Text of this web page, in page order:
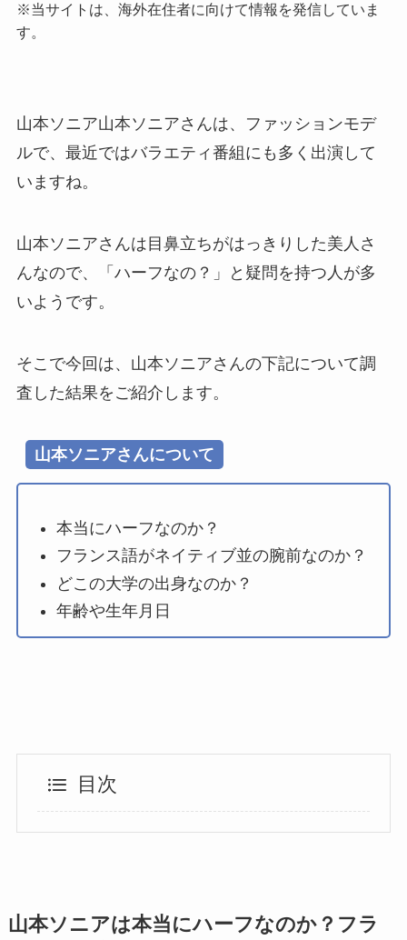
※当サイトは、海外在住者に向けて情報を発信していま
す。
山本ソニア山本ソニアさんは、ファッションモデ
ルで、最近ではバラエティ番組にも多く出演して
いますね。
山本ソニアさんは目鼻立ちがはっきりした美人さ
んなので、「ハーフなの？」と疑問を持つ人が多
いようです。
そこで今回は、山本ソニアさんの下記について調
査した結果をご紹介します。
山本ソニアさんについて
本当にハーフなのか？
フランス語がネイティブ並の腕前なのか？
どこの大学の出身なのか？
年齢や生年月日
目次
山本ソニアは本当にハーフなのか？フラ